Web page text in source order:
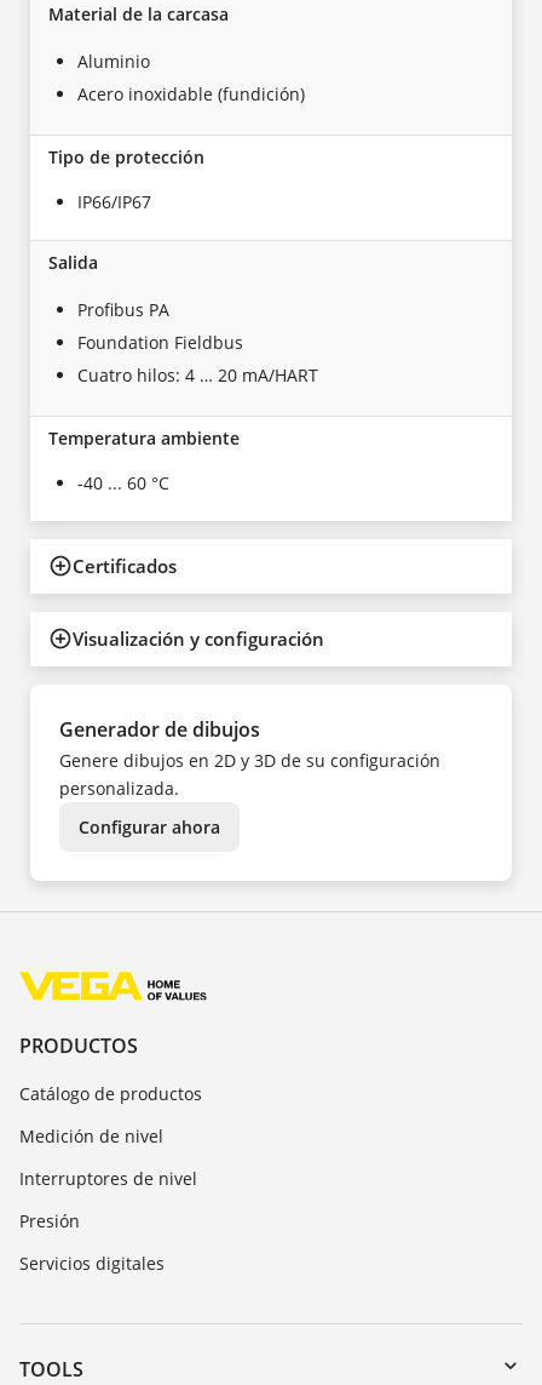
Material de la carcasa
Aluminio
Acero inoxidable (fundición)
Tipo de protección
IP66/IP67
Salida
Profibus PA
Foundation Fieldbus
Cuatro hilos: 4 … 20 mA/HART
Temperatura ambiente
-40 ... 60 °C
Certificados
Visualización y configuración
Generador de dibujos
Genere dibujos en 2D y 3D de su configuración
personalizada.
Configurar ahora
PRODUCTOS
Catálogo de productos
Medición de nivel
Interruptores de nivel
Presión
Servicios digitales
TOOLS